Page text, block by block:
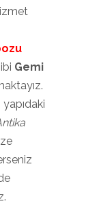
Gemi
yapıdaki